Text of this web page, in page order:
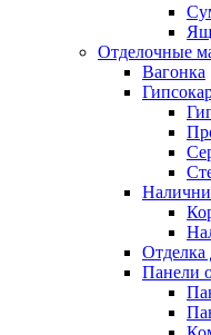
Отделочные
Вагонка
Отделка
Панели